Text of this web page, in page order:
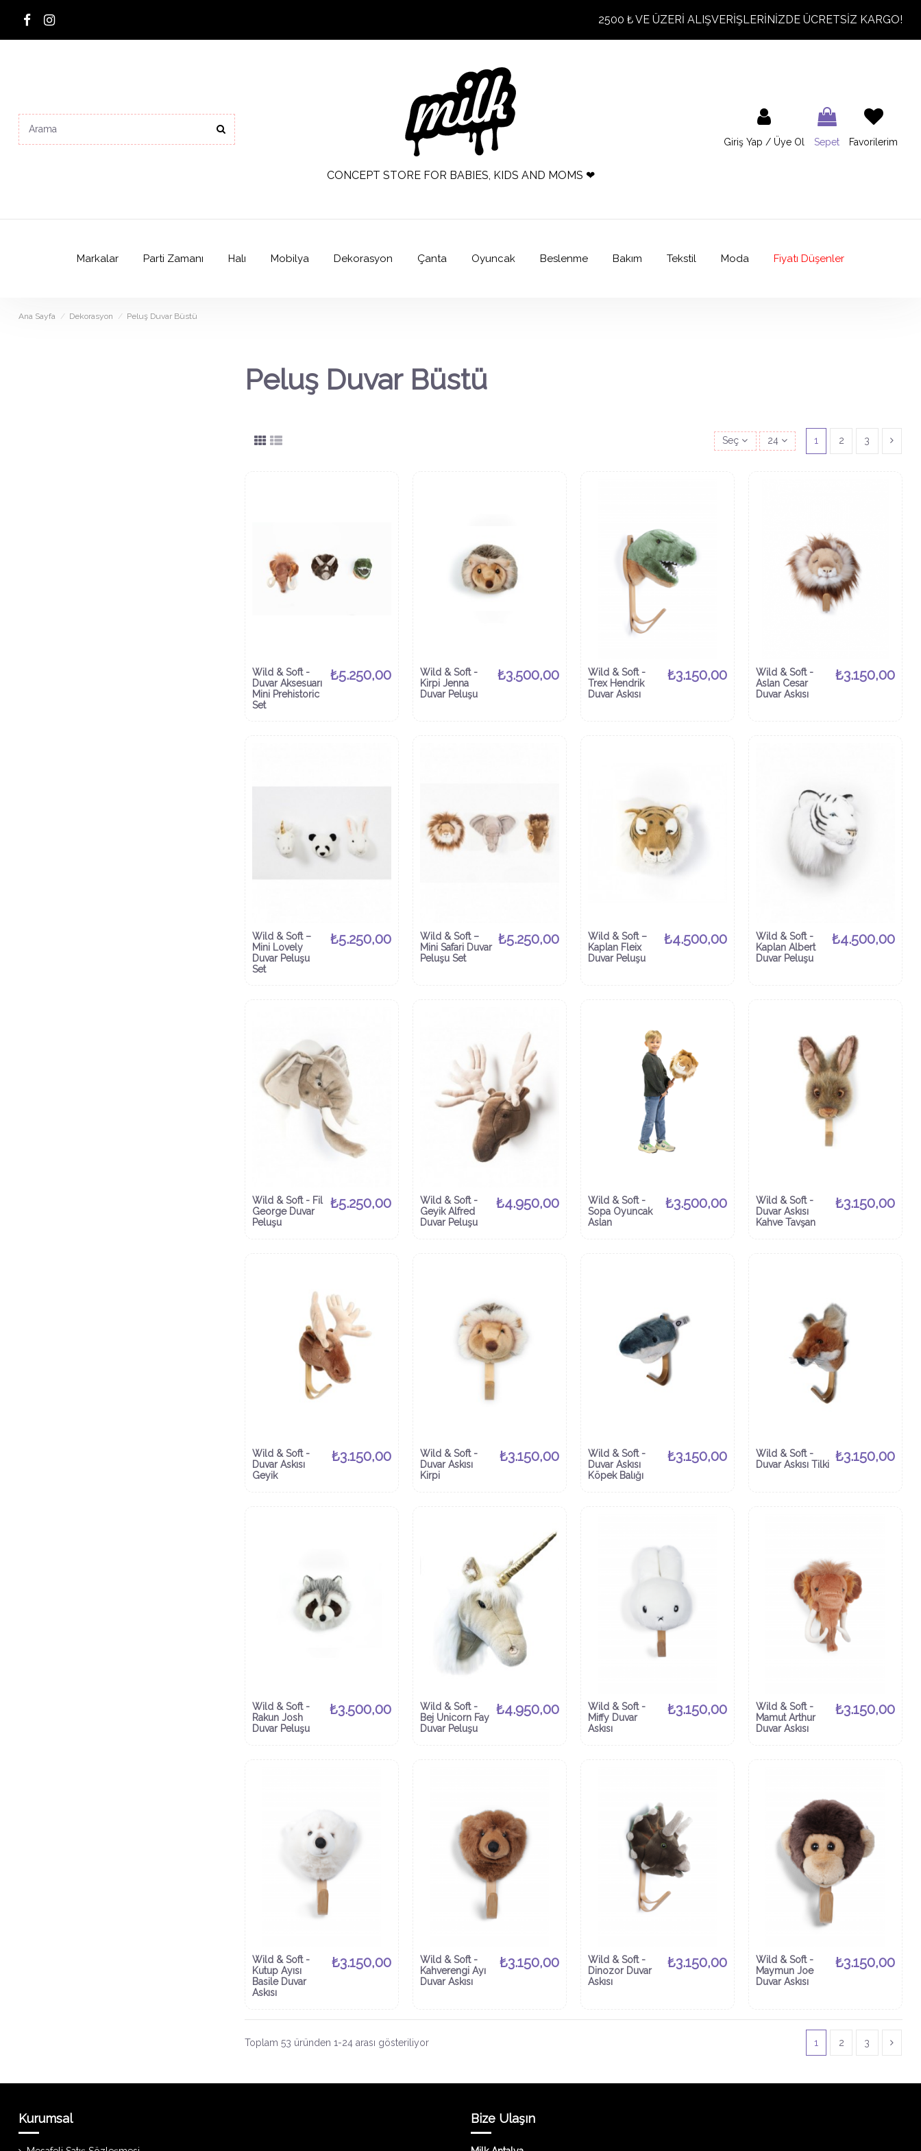
2500 ₺ VE ÜZERİ ALIŞVERİŞLERİNİZDE ÜCRETSİZ KARGO!
CONCEPT STORE FOR BABIES, KIDS AND MOMS ❤
Giriş Yap / Üye Ol Sepet Favorilerim
Markalar Parti Zamanı Halı Mobilya Dekorasyon Çanta Oyuncak Beslenme Bakım Tekstil Moda Fiyatı Düşenler
Ana Sayfa Dekorasyon Peluş Duvar Büstü
Peluş Duvar Büstü
Seç 24 1 2 3
Wild & Soft -
Duvar Aksesuarı
Mini Prehistoric
Set
₺5.250,00
Wild & Soft -
Kirpi Jenna
Duvar Peluşu
₺3.500,00
Wild & Soft -
Trex Hendrik
Duvar Askısı
₺3.150,00
Wild & Soft -
Aslan Cesar
Duvar Askısı
₺3.150,00
Wild & Soft –
Mini Lovely
Duvar Peluşu
Set
₺5.250,00
Wild & Soft –
Mini Safari Duvar
Peluşu Set
₺5.250,00
Wild & Soft –
Kaplan Fleix
Duvar Peluşu
₺4.500,00
Wild & Soft -
Kaplan Albert
Duvar Peluşu
₺4.500,00
Wild & Soft - Fil
George Duvar
Peluşu
₺5.250,00
Wild & Soft -
Geyik Alfred
Duvar Peluşu
₺4.950,00
Wild & Soft -
Sopa Oyuncak
Aslan
₺3.500,00
Wild & Soft -
Duvar Askısı
Kahve Tavşan
₺3.150,00
Wild & Soft -
Duvar Askısı
Geyik
₺3.150,00
Wild & Soft -
Duvar Askısı
Kirpi
₺3.150,00
Wild & Soft -
Duvar Askısı
Köpek Balığı
₺3.150,00
Wild & Soft -
Duvar Askısı Tilki ₺3.150,00
Wild & Soft -
Rakun Josh
Duvar Peluşu
₺3.500,00
Wild & Soft -
Bej Unicorn Fay
Duvar Peluşu
₺4.950,00
Wild & Soft -
Miffy Duvar
Askısı
₺3.150,00
Wild & Soft -
Mamut Arthur
Duvar Askısı
₺3.150,00
Wild & Soft -
Kutup Ayısı
Basile Duvar
Askısı
₺3.150,00
Wild & Soft -
Kahverengi Ayı
Duvar Askısı
₺3.150,00
Wild & Soft -
Dinozor Duvar
Askısı
₺3.150,00
Wild & Soft -
Maymun Joe
Duvar Askısı
₺3.150,00
Toplam 53 üründen 1-24 arası gösteriliyor 1 2 3
Kurumsal Bize Ulaşın